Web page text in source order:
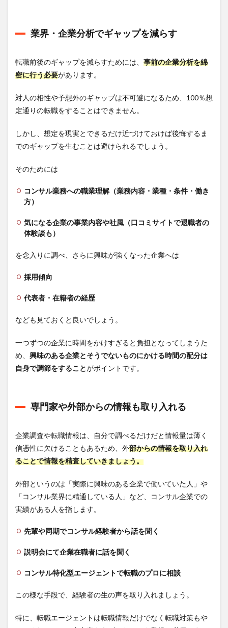
業界・企業分析でギャップを減らす
転職前後のギャップを減らすためには、 事前の企業分析を綿
密に行う必要があります。
対人の相性や予想外のギャップは不可避になるため、100％想
定通りの転職をすることはできません。
しかし、想定を現実とできるだけ近づけておけば後悔するま
でのギャップを生むことは避けられるでしょう。
そのためには
コンサル業務への職業理解（業務内容・業種・条件・働き
方）
気になる企業の事業内容や社風（口コミサイトで退職者の
体験談も）
を念入りに調べ、さらに興味が強くなった企業へは
採用傾向
代表者・在籍者の経歴
なども見ておくと良いでしょう。
一つずつの企業に時間をかけすぎると負担となってしまうた
め、 興味のある企業とそうでないものにかける時間の配分は
自身で調節をすることがポイントです。
専門家や外部からの情報も取り入れる
企業調査や転職情報は、自分で調べるだけだと情報量は薄く
信憑性に欠けることもあるため、外部からの情報を取り入れ
ることで情報を精査していきましょう。
外部というのは「実際に興味のある企業で働いていた人」や
「コンサル業界に精通している人」など、コンサル企業での
実績がある人を指します。
先輩や同期でコンサル経験者から話を聞く
説明会にて企業在職者に話を聞く
コンサル特化型エージェントで転職のプロに相談
この様な手段で、経験者の生の声を取り入れましょう。
特に、転職エージェントは転職情報だけでなく転職対策もや